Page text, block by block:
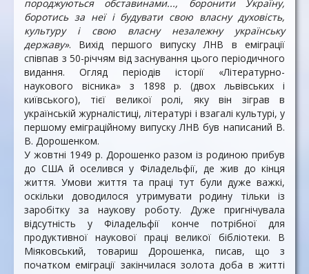
породжуються обставинами..., боронити Україну,
боротись за неї і будувати свою власну духовість,
культуру і свою власну незалежну українську
державу». Вихід першого випуску ЛНВ в еміграції
співпав з 50-річчям від заснування цього періодичного
видання. Огляд періодів історії «Літературно-
наукового вісника» з 1898 р. (двох львівських і
київського), тієї великої ролі, яку він зіграв в
українській журналістиці, літературі і взагалі культурі, у
першому еміграційному випуску ЛНВ був написаний В.
В. Дорошенком.
У жовтні 1949 р. Дорошенко разом із родиною прибув
до США й оселився у Філадельфії, де жив до кінця
життя. Умови життя та праці тут були дуже важкі,
оскільки доводилося утримувати родину тільки із
заробітку за наукову роботу. Дуже пригнічувала
відсутність у Філадельфії конче потрібної для
продуктивної наукової праці великої бібліотеки. В
Міяковський, товариш Дорошенка, писав, що з
початком еміграції закінчилася золота доба в житті